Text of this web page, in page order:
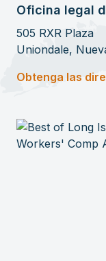
Oficina legal
505 RXR Plaza
Uniondale,
Obtenga las